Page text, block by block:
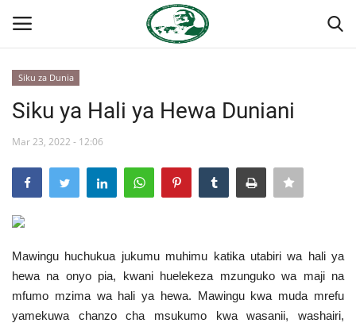
Nyumba
Jukwaa la Nasser la Kimataifa
Wasiliana
Onyesho la Majaribio
Misri
Siku za Dunia
Siku ya Hali ya Hewa Duniani
Mar 23, 2022 - 12:06
Mawingu huchukua jukumu muhimu katika utabiri wa hali ya
hewa na onyo pia, kwani huelekeza mzunguko wa maji na
mfumo mzima wa hali ya hewa. Mawingu kwa muda mrefu
yamekuwa chanzo cha msukumo kwa wasanii, washairi,